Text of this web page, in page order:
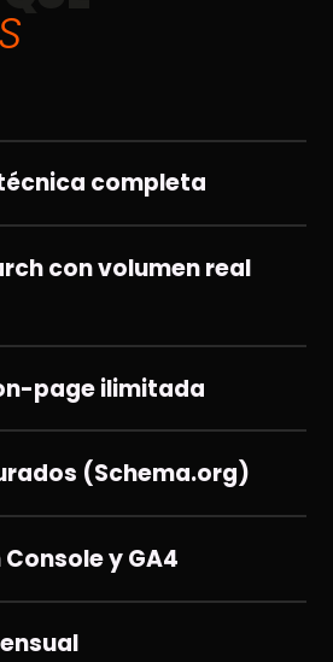
completa
con volumen real
page ilimitada
(Schema.org)
y GA4